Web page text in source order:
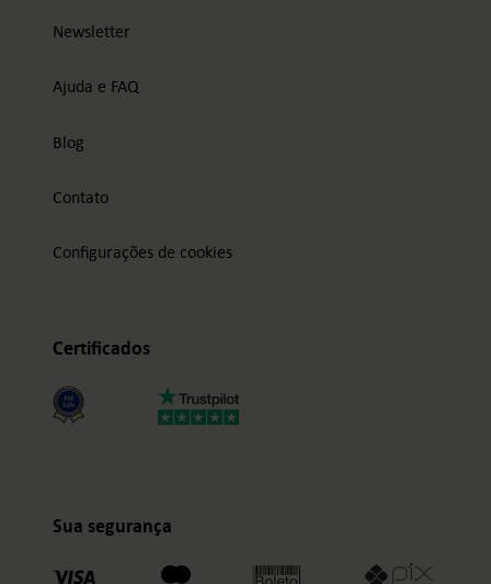
Newsletter
Ajuda e FAQ
Blog
Contato
Configurações de cookies
Certificados
Sua segurança